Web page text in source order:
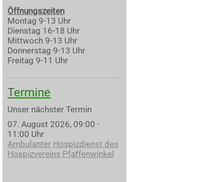
Öffnungszeiten
Montag 9-13 Uhr
Dienstag 16-18 Uhr
Mittwoch 9-13 Uhr
Donnerstag 9-13 Uhr
Freitag 9-11 Uhr
Termine
Unser nächster Termin
07. August 2026, 09:00 -
11:00 Uhr
Ambulanter Hospizdienst des
Hospizvereins Pfaffenwinkel